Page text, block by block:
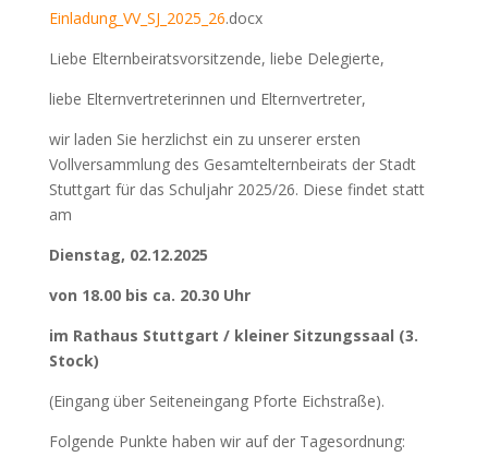
Einladung_VV_SJ_2025_26.docx
Liebe Elternbeiratsvorsitzende, liebe Delegierte,
liebe Elternvertreterinnen und Elternvertreter,
wir laden Sie herzlichst ein zu unserer ersten
Vollversammlung des Gesamtelternbeirats der Stadt
Stuttgart für das Schuljahr 2025/26. Diese findet statt
am
Dienstag, 02.12.2025
von 18.00 bis ca. 20.30 Uhr
im Rathaus Stuttgart / kleiner Sitzungssaal (3.
Stock)
(Eingang über Seiteneingang Pforte Eichstraße).
Folgende Punkte haben wir auf der Tagesordnung: